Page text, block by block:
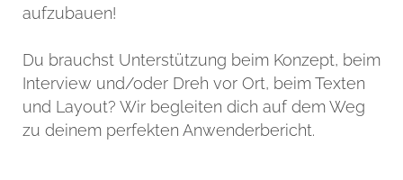
aufzubauen!
Du brauchst Unterstützung beim Konzept, beim
Interview und/oder Dreh vor Ort, beim Texten
und Layout? Wir begleiten dich auf dem Weg
zu deinem perfekten Anwenderbericht.